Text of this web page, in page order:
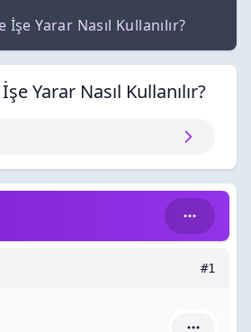
Yarar Nasıl Kullanılır?
Yarar Nasıl Kullanılır?
Nasıl Kullanılır?
#1